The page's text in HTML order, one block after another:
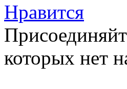
Нравится
которых нет